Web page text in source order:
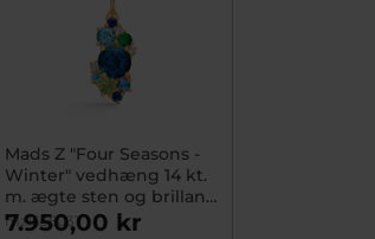
Mads Z "Four Seasons -
Winter" vedhæng 14 kt.
m. ægte sten og brillant
ekskl. kæde
mz1536031
7.950,00 kr